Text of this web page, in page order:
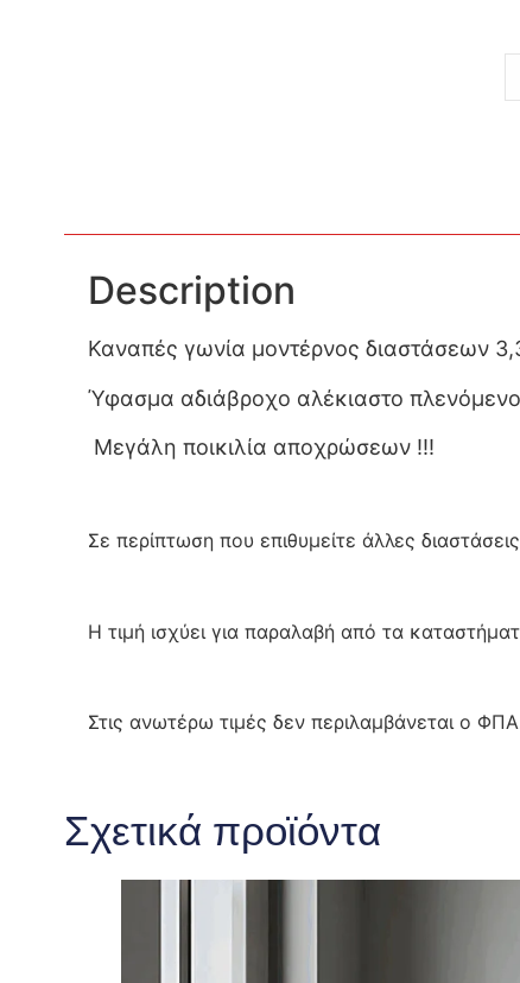
Description
Καναπές γωνία μοντέρνος διαστάσεων
Ύφασμα αδιάβροχο αλέκιαστο
Μεγάλη ποικιλία αποχρώσεων !!!
Σε περίπτωση που επιθυμείτε άλλες
Η τιμή ισχύει για παραλαβή από τα
Στις ανωτέρω τιμές δεν περιλαμβάνεται ο
Σχετικά προϊόντα